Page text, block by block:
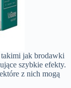
jak brodawki
szybkie efekty.
z nich mogą